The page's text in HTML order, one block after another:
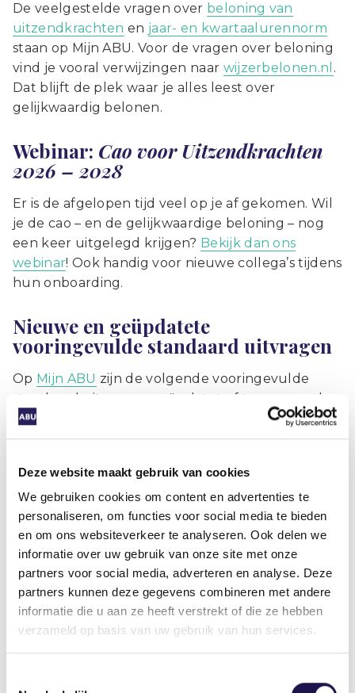
Deze website maakt gebruik van cookies
We gebruiken cookies om content en advertenties te
personaliseren, om functies voor social media te bieden
en om ons websiteverkeer te analyseren. Ook delen we
informatie over uw gebruik van onze site met onze
partners voor social media, adverteren en analyse. Deze
partners kunnen deze gegevens combineren met andere
informatie die u aan ze heeft verstrekt of die ze hebben
verzameld op basis van uw gebruik van hun services.
De veelgestelde vragen over beloning van
uitzendkrachten en jaar- en kwartaalurennorm
staan op Mijn ABU. Voor de vragen over beloning
vind je vooral verwijzingen naar wijzerbelonen.nl .
Dat blijft de plek waar je alles leest over
gelijkwaardig belonen.
Webinar: Cao voor Uitzendkrachten
2026 – 2028
Er is de afgelopen tijd veel op je af gekomen. Wil
je de cao – en de gelijkwaardige beloning – nog
een keer uitgelegd krijgen? Bekijk dan ons
webinar! Ook handig voor nieuwe collega’s tijdens
hun onboarding.
Nieuwe en geüpdatete
vooringevulde standaard uitvragen
Op Mijn ABU zijn de volgende vooringevulde
standaard uitvragen geüpdatet of toegevoegd:
Banden- en wielenbranche (nieuw)
Bouw & Infra Uta-werknemers
Open Teelten
Alle informatie over de nieuwe
cao op een rij?
Bekijk dan onzecao-pagina op Mijn ABU.